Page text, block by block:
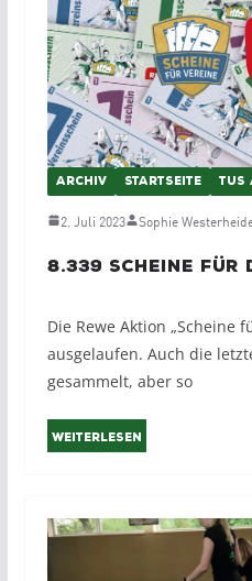
ARCHIV STARTSEITE TUS
2. Juli 2023 Sophie
8.339 Scheine für
Die Rewe Aktion „Scheine
ausgelaufen. Auch die
gesammelt, aber so
Weiterlesen